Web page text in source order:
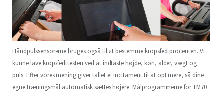
Håndpulssensorerne bruges også til at bestemme kropsfedtprocenten. Vi
kunne lave kropsfedttesten ved at indtaste højde, køn, alder, vægt og
puls. Efter vores mening giver tallet et incitament til at optimere, så dine
egne træningsmål automatisk sættes højere. Målprogrammerne for TM70